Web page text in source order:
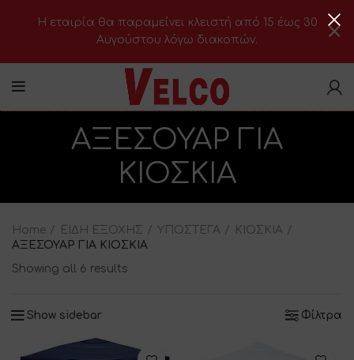
ΑΞΕΣΟΥΑΡ ΓΙΑ
ΚΙΟΣΚΙΑ
Home ΕΙΔΗ ΕΞΟΧΗΣ ΥΠΟΣΤΕΓΑ
ΚΙΟΣΚΙΑ
ΑΞΕΣΟΥΑΡ ΓΙΑ ΚΙΟΣΚΙΑ
Showing all 6 results
Show sidebar Φίλτρα
H εταιρία θα παραμείνει κλειστή από 15 έως 30
Αυγούστου λόγω διακοπών.